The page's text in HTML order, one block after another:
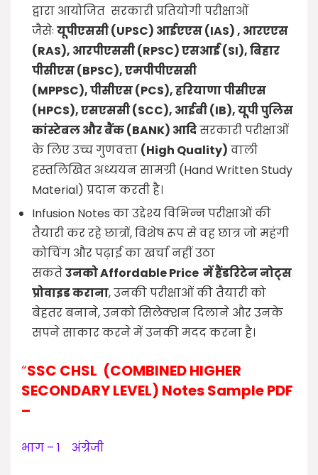
द्वारा आयोजित सरकारी प्रतियोगी परीक्षाओं
जैसेः यूपीएससी (UPSC) आईएएस (IAS) , आरएएस
(RAS), आरपीएससी (RPSC)एसआई (SI),बिहार
पीसीएस (BPSC),एमपीपीएससी
(MPPSC),पीसीएस (PCS),हरियाणा पीसीएस
(HPCS),एसएससी (SCC), आईबी (IB),यूपी पुलिस
कांस्टेबल और बैंक (BANK) आदिसरकारी परीक्षाओं
के लिए उच्च गुणवत्ता (High Quality) वाली
हस्तलिखित अध्ययन सामग्री (Hand Written Study
Material) प्रदान करती है।
Infusion Notes का उद्देश्य विभिन्न परीक्षाओं की
तैयारी कर रहे छात्रों, विशेष रूप से वह छात्र जो महंगी
कोचिंग और पढ़ाई का खर्चा नहीं उठा
सकतेउनको Affordable Price में हैंडरिटेन नोट्स
प्रोवाइड कराना, उनकी परीक्षाओं की तैयारी को
बेहतर बनाने, उनको सिलेक्शन दिलाने और उनके
सपने साकार करने में उनकी मदद करना है।
“SSC CHSL (COMBINED HIGHER
SECONDARY LEVEL) Notes Sample PDF
–
भाग – 1 अंग्रेजी